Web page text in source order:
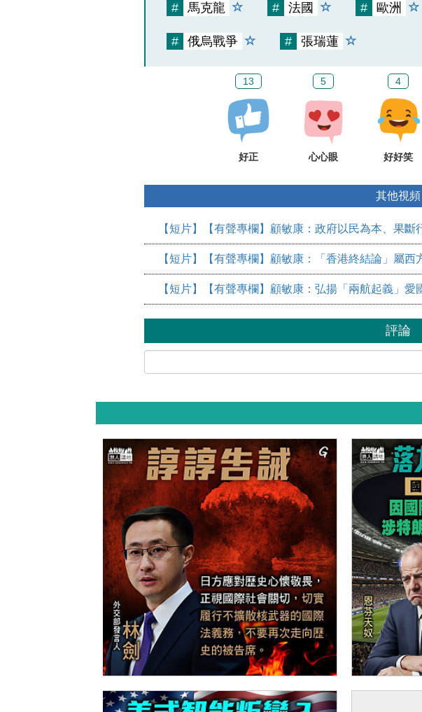
# 馬克龍 # 法國 # 歐洲
# 俄烏戰爭 # 張瑞蓮
13
好正
5
心心眼
4
好好笑
其他視頻
【短片】【有聲專欄】顧敏康：​政府以民為本、果
【短片】【有聲專欄】顧敏康：「香港終結論」屬
【短片】【有聲專欄】顧敏康：弘揚「兩航起義」
評論